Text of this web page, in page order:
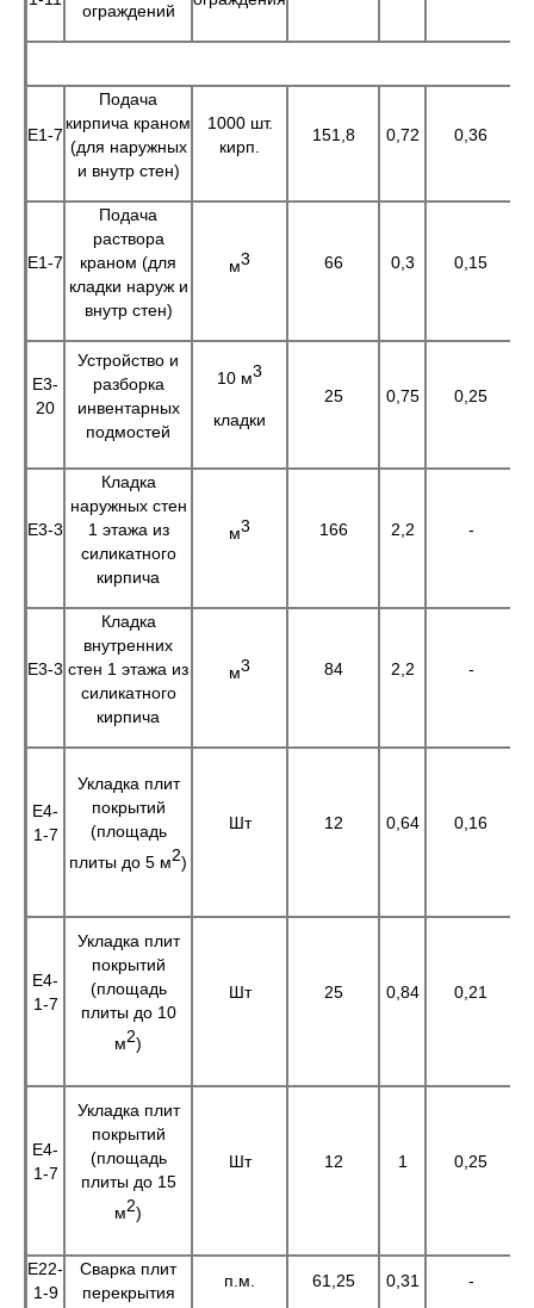
ограждений
Е1-7
Подача
кирпича краном
(для наружных
и внутр стен)
1000 шт.
кирп.
151,8 0,72 0,36
Е1-7
Подача
раствора
краном (для
кладки наруж и
внутр стен)
м3 66 0,3 0,15
Е3-
20
Устройство и
разборка
инвентарных
подмостей
10 м3
кладки
25 0,75 0,25
Е3-3
Кладка
наружных стен
1 этажа из
силикатного
кирпича
м3 166 2,2 -
Е3-3
Кладка
внутренних
стен 1 этажа из
силикатного
кирпича
м3 84 2,2 -
Е4-
1-7
Укладка плит
покрытий
(площадь
плиты до 5 м2)
Шт 12 0,64 0,16
Е4-
1-7
Укладка плит
покрытий
(площадь
плиты до 10
м2)
Шт 25 0,84 0,21
Е4-
1-7
Укладка плит
покрытий
(площадь
плиты до 15
м2)
Шт 12 1 0,25
Е22-
1-9
Сварка плит
перекрытия
п.м. 61,25 0,31 -